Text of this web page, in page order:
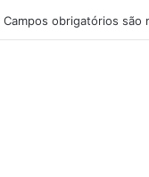
Campos obrigatórios são